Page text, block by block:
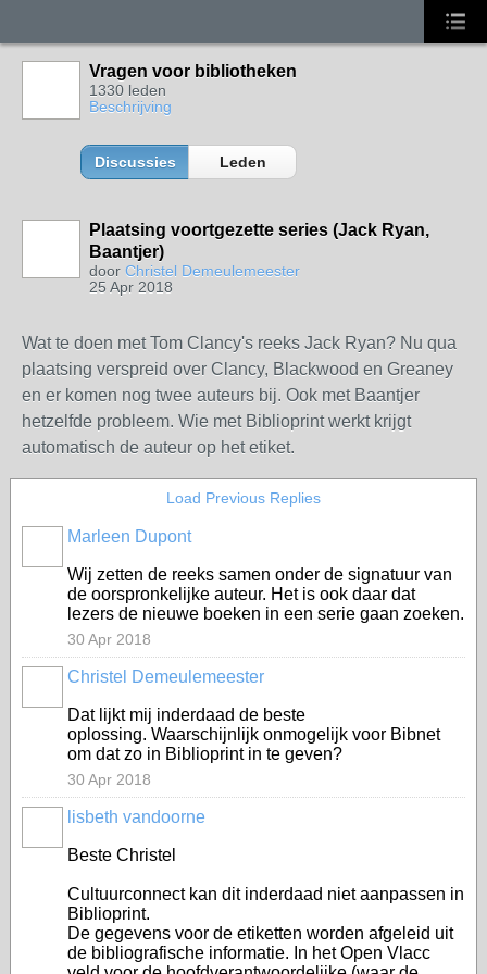
Vragen voor bibliotheken
1330 leden
Beschrijving
Discussies Leden
Plaatsing voortgezette series (Jack Ryan,
Baantjer)
door Christel Demeulemeester
25 Apr 2018
Wat te doen met Tom Clancy's reeks Jack Ryan? Nu qua
plaatsing verspreid over Clancy, Blackwood en Greaney
en er komen nog twee auteurs bij. Ook met Baantjer
hetzelfde probleem. Wie met Biblioprint werkt krijgt
automatisch de auteur op het etiket.
Load Previous Replies
Marleen Dupont
Wij zetten de reeks samen onder de signatuur van
de oorspronkelijke auteur. Het is ook daar dat
lezers de nieuwe boeken in een serie gaan zoeken.
30 Apr 2018
Christel Demeulemeester
Dat lijkt mij inderdaad de beste
oplossing. Waarschijnlijk onmogelijk voor Bibnet
om dat zo in Biblioprint in te geven?
30 Apr 2018
lisbeth vandoorne
Beste Christel
Cultuurconnect kan dit inderdaad niet aanpassen in
Biblioprint.
De gegevens voor de etiketten worden afgeleid uit
de bibliografische informatie. In het Open Vlacc